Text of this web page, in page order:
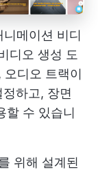
메이션 비디
디오 생성 도
디오 트랙이
하고, 장면
할 수 있습니
위해 설계된